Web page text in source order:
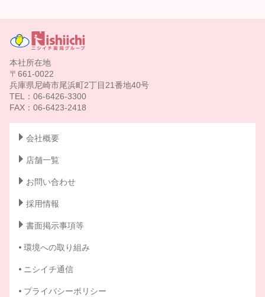
本社所在地
〒661-0022
兵庫県尼崎市尾浜町2丁目21番地40号
TEL：06-6426-3300
FAX：06-6423-2418
会社概要
店舗一覧
お問い合わせ
採用情報
書面掲示事項等
環境への取り組み
ニシイチ通信
プライバシーポリシー